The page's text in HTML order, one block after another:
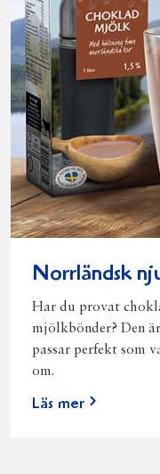
Norrländsk
Har du provat
mjölkbönder? Den
passar perfekt som
om.
Läs mer